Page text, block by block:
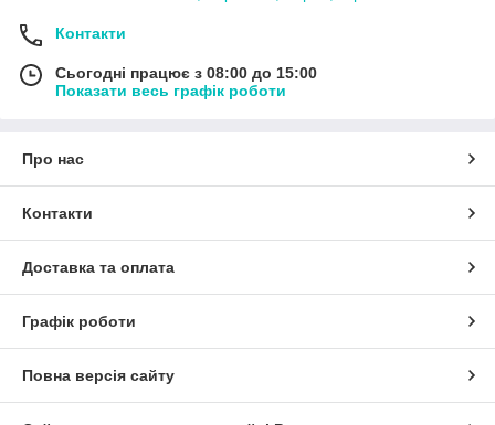
Контакти
Сьогодні працює з 08:00 до 15:00
Показати весь графік роботи
Про нас
Контакти
Доставка та оплата
Графік роботи
Повна версія сайту